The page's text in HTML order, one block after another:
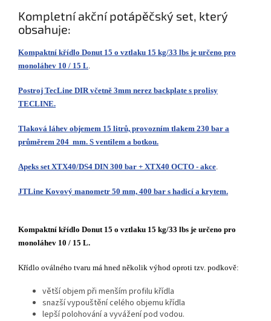
Kompletní akční potápěčský set, který
obsahuje:
Kompaktní křídlo Donut 15 o vztlaku 15 kg/33 lbs je určeno pro
monoláhev 10 / 15 L
Postroj TecLine DIR včetně 3mm nerez backplate s prolisy
TECLINE.
Tlaková láhev objemem 15 litrů, provozním tlakem 230 bar a
průměrem 204 mm. S ventilem a botkou.
Apeks set XTX40/DS4 DIN 300 bar + XTX40 OCTO - akce
JTLine Kovový manometr 50 mm, 400 bar s hadicí a krytem.
Kompaktní křídlo Donut 15 o vztlaku 15 kg/33 lbs je určeno pro
monoláhev 10 / 15 L.
Křídlo oválného tvaru má hned několik výhod oproti tzv. podkově:
větší objem při menším profilu křídla
snazší vypouštění celého objemu křídla
lepší polohování a vyvážení pod vodou.